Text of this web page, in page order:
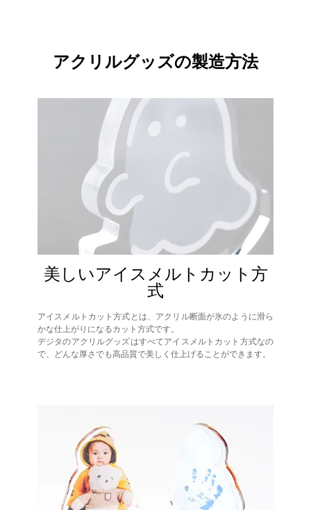
アクリルグッズの製造方法
美しいアイスメルトカット方
式
アイスメルトカット方式とは、アクリル断面が氷のように滑ら
かな仕上がりになるカット方式です。
デジタのアクリルグッズはすべてアイスメルトカット方式なの
で、どんな厚さでも高品質で美しく仕上げることができます。